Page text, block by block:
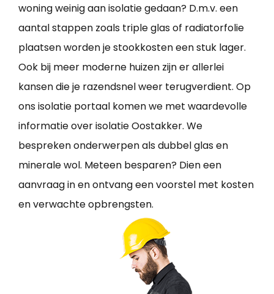
woning weinig aan isolatie gedaan? D.m.v. een
aantal stappen zoals triple glas of radiatorfolie
plaatsen worden je stookkosten een stuk lager.
Ook bij meer moderne huizen zijn er allerlei
kansen die je razendsnel weer terugverdient. Op
ons isolatie portaal komen we met waardevolle
informatie over isolatie Oostakker. We
bespreken onderwerpen als dubbel glas en
minerale wol. Meteen besparen? Dien een
aanvraag in en ontvang een voorstel met kosten
en verwachte opbrengsten.